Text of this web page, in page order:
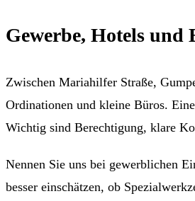
Gewerbe, Hotels und
Zwischen Mariahilfer Straße,
Ordinationen und kleine Büros.
Wichtig sind Berechtigung, klare
Nennen Sie uns bei gewerblichen
besser einschätzen, ob